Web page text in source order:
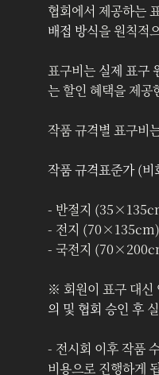
협회에서 제공하는
배접 방식을 원칙적
표구비는 실제 표구
는 할인 혜택을 제공
작품 규격별 표구비
작품 규격표준가 (
- 반절지
- 전지
- 국전지
※ 회원이 표구 대신
의 및 협회 승인 후
- 전시회 이후 작품
비용으로 진행하게